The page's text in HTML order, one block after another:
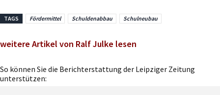
TAGS Fördermittel Schuldenabbau Schulneubau
weitere Artikel von Ralf Julke lesen
So können Sie die Berichterstattung der Leipziger Zeitung
unterstützen: